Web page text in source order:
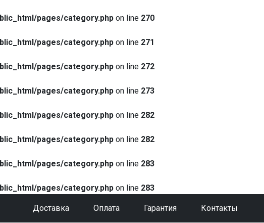
pages/category.php on line 270
pages/category.php on line 271
pages/category.php on line 272
pages/category.php on line 273
pages/category.php on line 282
pages/category.php on line 282
pages/category.php on line 283
pages/category.php on line 283
Доставка Оплата Гарантия Контакты